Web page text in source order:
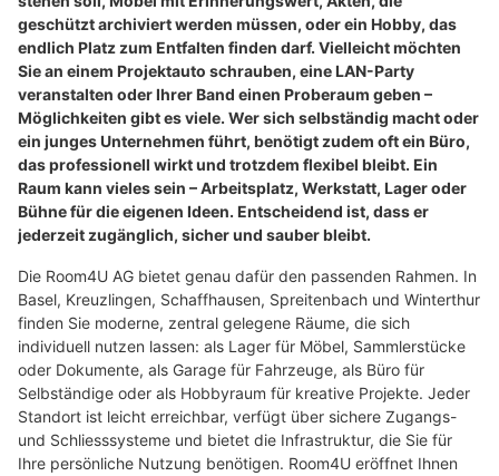
geschützt archiviert werden müssen, oder ein Hobby, das
endlich Platz zum Entfalten finden darf. Vielleicht möchten
Sie an einem Projektauto schrauben, eine LAN-Party
veranstalten oder Ihrer Band einen Proberaum geben –
Möglichkeiten gibt es viele. Wer sich selbständig macht oder
ein junges Unternehmen führt, benötigt zudem oft ein Büro,
das professionell wirkt und trotzdem flexibel bleibt. Ein
Raum kann vieles sein – Arbeitsplatz, Werkstatt, Lager oder
Bühne für die eigenen Ideen. Entscheidend ist, dass er
jederzeit zugänglich, sicher und sauber bleibt.
Die Room4U AG bietet genau dafür den passenden Rahmen. In
Basel, Kreuzlingen, Schaffhausen, Spreitenbach und Winterthur
finden Sie moderne, zentral gelegene Räume, die sich
individuell nutzen lassen: als Lager für Möbel, Sammlerstücke
oder Dokumente, als Garage für Fahrzeuge, als Büro für
Selbständige oder als Hobbyraum für kreative Projekte. Jeder
Standort ist leicht erreichbar, verfügt über sichere Zugangs-
und Schliesssysteme und bietet die Infrastruktur, die Sie für
Ihre persönliche Nutzung benötigen. Room4U eröffnet Ihnen